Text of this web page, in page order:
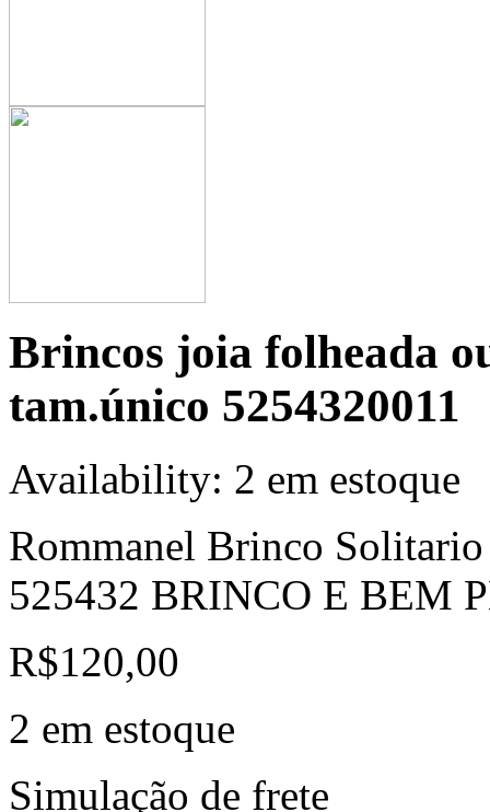
Brincos joia folheada
tam.único 5254320011
Availability: 2 em estoque
Rommanel Brinco
525432 BRINCO E BEM
R$120,00
2 em estoque
Simulação de frete